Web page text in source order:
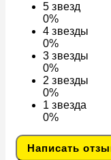
5звезд
0%
4звезды
0%
3звезды
0%
2звезды
0%
1звезда
0%
Написать